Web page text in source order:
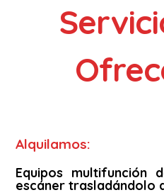
Alquilamos:
Equipos multifunción
escáner trasladándolo